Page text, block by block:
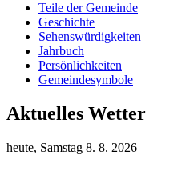
Teile der Gemeinde
Geschichte
Sehenswürdigkeiten
Jahrbuch
Persönlichkeiten
Gemeindesymbole
Aktuelles Wetter
heute, Samstag 8. 8. 2026